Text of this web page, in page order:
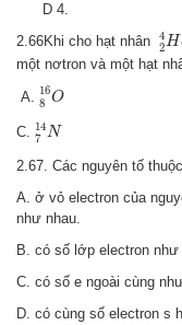
D 4.
2.66Khi cho hạt nhân 4
2H
2 4H
một nơtron và một hạt
A.
16
8 O
816
C.
14
7
N
714N
2.67. Các nguyên tố
A. ở vỏ electron của
như nhau.
B. có số lớp electron như
C. có số e ngoài cùng
D. có cùng số electron s